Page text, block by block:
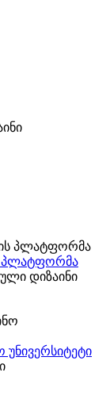
პლატფორმა
დიზაინი
უნივერსიტეტი